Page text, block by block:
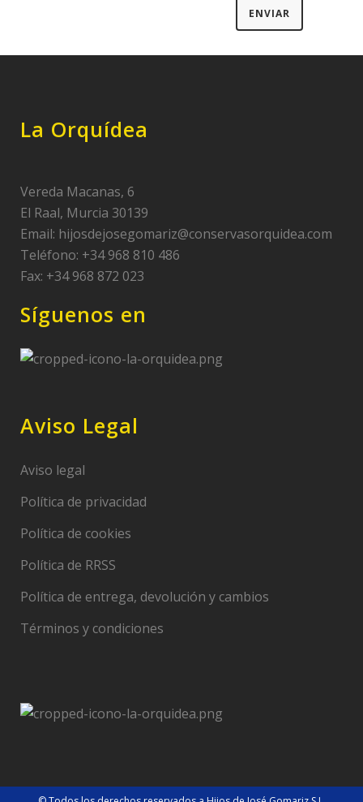
La Orquídea
Vereda Macanas, 6
El Raal, Murcia 30139
Email: hijosdejosegomariz@conservasorquidea.com
Teléfono: +34 968 810 486
Fax: +34 968 872 023
Síguenos en
Aviso Legal
Aviso legal
Política de privacidad
Política de cookies
Política de RRSS
Política de entrega, devolución y cambios
Términos y condiciones